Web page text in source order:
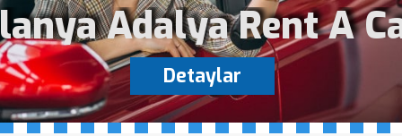
Adalya Rent A
Detaylar